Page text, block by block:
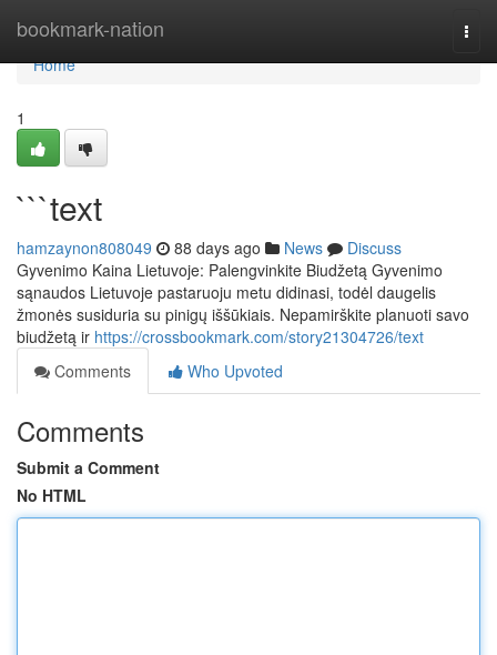
bookmark-nation
Home
Home
1
```text
hamzaynon808049 88 days ago News
Discuss
Gyvenimo Kaina Lietuvoje: Palengvinkite Biudžetą Gyvenimo
sąnaudos Lietuvoje pastaruoju metu didinasi, todėl daugelis
žmonės susiduria su pinigų iššūkiais. Nepamirškite planuoti savo
biudžetą ir https://crossbookmark.com/story21304726/text
Comments
Who Upvoted
Comments
Submit a Comment
No HTML